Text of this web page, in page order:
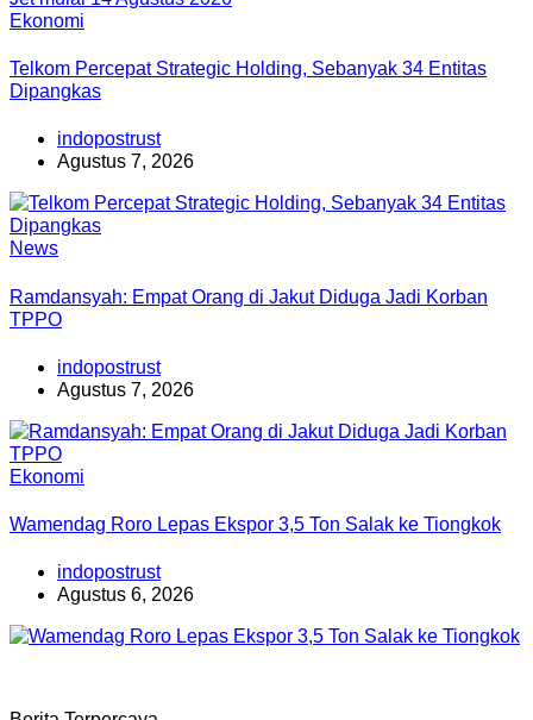
Ekonomi
Telkom Percepat Strategic Holding, Sebanyak 34 Entitas
Dipangkas
indopostrust
Agustus 7, 2026
News
Ramdansyah: Empat Orang di Jakut Diduga Jadi Korban
TPPO
indopostrust
Agustus 7, 2026
Ekonomi
Wamendag Roro Lepas Ekspor 3,5 Ton Salak ke Tiongkok
indopostrust
Agustus 6, 2026